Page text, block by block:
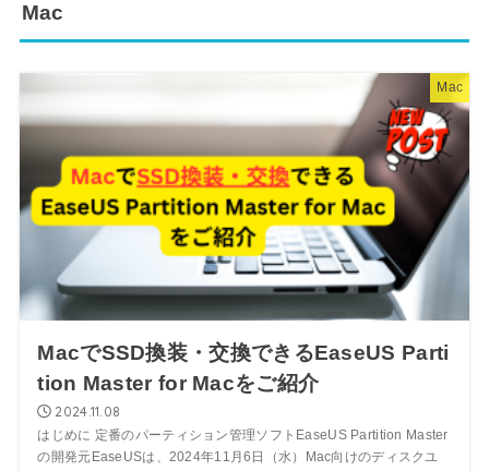
Mac
Mac
MacでSSD換装・交換できるEaseUS Parti
tion Master for Macをご紹介
2024.11.08
はじめに 定番のパーティション管理ソフトEaseUS Partition Master
の開発元EaseUSは、2024年11月6日（水）Mac向けのディスクユ